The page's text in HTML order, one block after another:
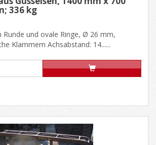
336 kg
Runde und ovale Ringe, Ø 26 mm,
Klammern Achsabstand: 14......